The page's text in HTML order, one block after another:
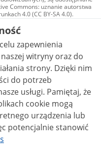
Commons: uznanie autorstwa
4.0 (CC BY-SA 4.0).
w tym zdjęcia, materiały
na licencji typu
autorstwa użycie
zależnych 4.0 (CC BY-
to stwierdzone inaczej.
zapewnienia
witryny oraz do
Dzięki nim
do potrzeb
Pamiętaj, że
cookie mogą
urządzenia lub
potencjalnie stanowić